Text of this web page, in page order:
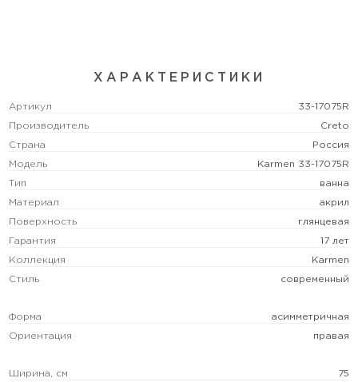
ХАРАКТЕРИСТИКИ
Артикул 33-17075R
Производитель Creto
Страна Россия
Модель Karmen 33-17075R
Тип ванна
Материал акрил
Поверхность глянцевая
Гарантия 17 лет
Коллекция Karmen
Стиль современный
Форма асимметричная
Ориентация правая
Ширина, см 75